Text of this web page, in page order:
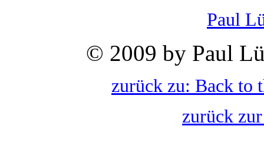
Paul
© 2009 by Paul
zurück zu: Back to
zurück